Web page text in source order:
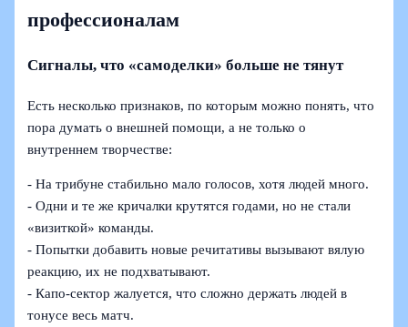
профессионалам
Сигналы, что «самоделки» больше не тянут
Есть несколько признаков, по которым можно понять, что
пора думать о внешней помощи, а не только о
внутреннем творчестве:
- На трибуне стабильно мало голосов, хотя людей много.
- Одни и те же кричалки крутятся годами, но не стали
«визиткой» команды.
- Попытки добавить новые речитативы вызывают вялую
реакцию, их не подхватывают.
- Капо-сектор жалуется, что сложно держать людей в
тонусе весь матч.